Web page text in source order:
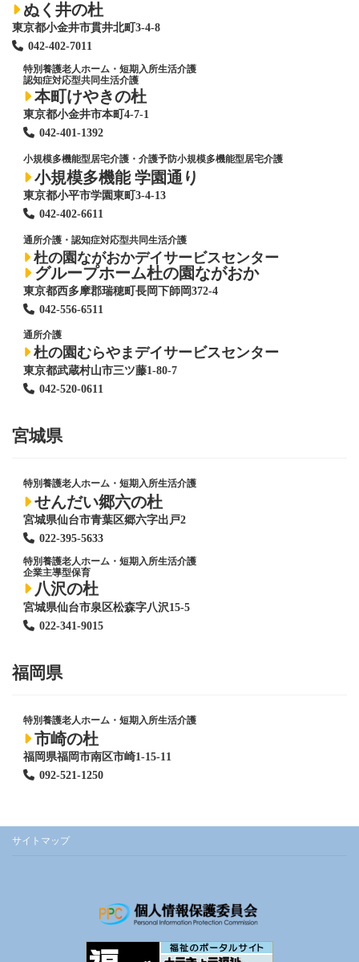
ぬく井の杜
東京都小金井市貫井北町3-4-8
042-402-7011
特別養護老人ホーム ・短期入所生活介護
認知症対応型共同生活介護
本町けやきの杜
東京都小金井市本町4-7-1
042-401-1392
小規模多機能型居宅介護・介護予防小規模多機能型居宅介護
小規模多機能 学園通り
東京都小平市学園東町3-4-13
042-402-6611
通所介護・認知症対応型共同生活介護
杜の園ながおかデイサービスセンター
グループホーム杜の園ながおか
東京都西多摩郡瑞穂町長岡下師岡372-4
042-556-6511
通所介護
杜の園むらやまデイサービスセンター
東京都武蔵村山市三ツ藤1-80-7
042-520-0611
宮城県
特別養護老人ホーム ・短期入所生活介護
せんだい郷六の杜
宮城県仙台市青葉区郷六字出戸2
022-395-5633
特別養護老人ホーム ・短期入所生活介護
企業主導型保育
八沢の杜
宮城県仙台市泉区松森字八沢15-5
022-341-9015
福岡県
特別養護老人ホーム ・短期入所生活介護
市崎の杜
福岡県福岡市南区市崎1-15-11
092-521-1250
サイトマップ